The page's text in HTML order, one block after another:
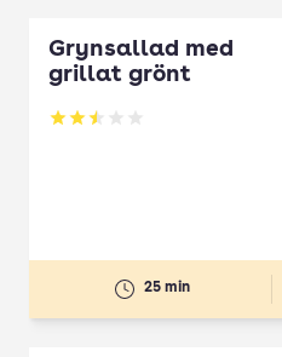
Grynsallad med
grillat grönt
Betyg: 2.5 av 5
25 min